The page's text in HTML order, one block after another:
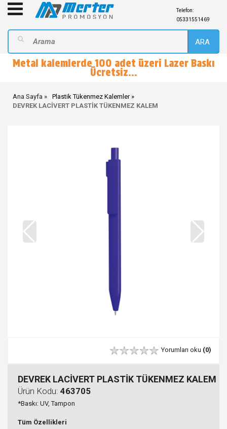
Telefon:
05331551469
ARA
Metal kalemlerde 100 adet üzeri Lazer Baskı
Ücretsiz...
Ana Sayfa
Plastik Tükenmez Kalemler
DEVREK LACİVERT PLASTİK TÜKENMEZ KALEM
Yorumları oku (0)
DEVREK LACİVERT PLASTİK TÜKENMEZ KALEM
Ürün Kodu: 463705
*Baskı: UV, Tampon
Tüm Özellikleri